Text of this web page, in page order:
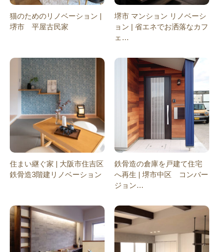
猫のためのリノベーション |
堺市 平屋古民家
堺市 マンション リノベーシ
ョン | 省エネでお洒落なカフ
ェ…
住まい継ぐ家 | 大阪市住吉区
鉄骨造3階建リノベーション
鉄骨造の倉庫を戸建て住宅
へ再生 | 堺市中区 コンバー
ジョン…